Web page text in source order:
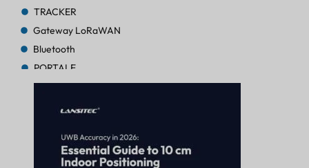
TRACKER
Gateway LoRaWAN
Bluetooth
PORTALE
TRACKER
TRACKER
PORTALE
Bluetooth